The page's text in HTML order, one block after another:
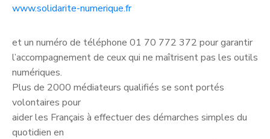
www.solidarite-numerique.fr
et un numéro de téléphone 01 70 772 372 pour garantir
l’accompagnement de ceux qui ne maîtrisent pas les outils
numériques.
Plus de 2000 médiateurs qualifiés se sont portés
volontaires pour
aider les Français à effectuer des démarches simples du
quotidien en